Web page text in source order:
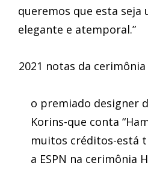
queremos que esta seja
elegante e atemporal.”
2021 notas da
o premiado designer
Korins-que conta
muitos créditos-está
a ESPN na cerimônia